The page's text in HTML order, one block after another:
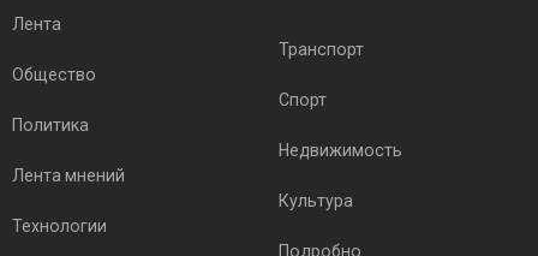
Лента
Общество
Политика
Лента мнений
Технологии
Транспорт
Спорт
Недвижимость
Культура
Подробно